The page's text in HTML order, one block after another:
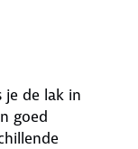
je de lak in
goed